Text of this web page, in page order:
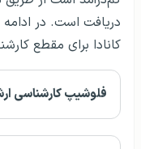
دریافت است. در
کانادا برای مقطع
فلوشیپ کارشناسی